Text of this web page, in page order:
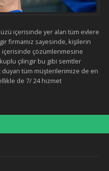
içerisinde yer alan tüm evlere
firmamız sayesinde, kişilerin
içerisinde çözümlenmesine
çilingir bu gibi semtler
tüm müşterilerimize de en
de 7/ 24 hizmet